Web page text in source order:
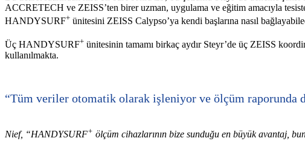
ACCRETECH ve ZEISS’ten birer uzman, uygulama ve eğitim amacıyla tesiste
HANDYSURF+ ünitesini ZEISS Calypso’ya kendi başlarına nasıl
Üç HANDYSURF+ ünitesinin tamamı birkaç aydır Steyr’de üç ZEISS
kullanılmakta.
“Tüm veriler otomatik olarak işleniyor ve ölçüm raporunda
Nief, “HANDYSURF+ ölçüm cihazlarının bize sunduğu en büyük avantaj,